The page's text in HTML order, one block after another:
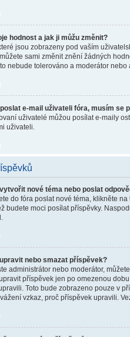
hodnost a jak ji můžu změnit?
jsou zobrazeny pod vaším
sami změnit znění žádných
nebude tolerováno a moderátor
e-mail uživateli fóra, musím se
uživatelé můžou posílat e-maily
uživateli.
nové téma nebo poslat
do fóra poslat nové téma, klikněte
budete moci posílat příspěvky.
nebo smazat příspěvek?
administrátor nebo moderátor,
příspěvek jen po omezenou
Toto bude zobrazeno pouze v
vzkaz, proč příspěvek upravili.